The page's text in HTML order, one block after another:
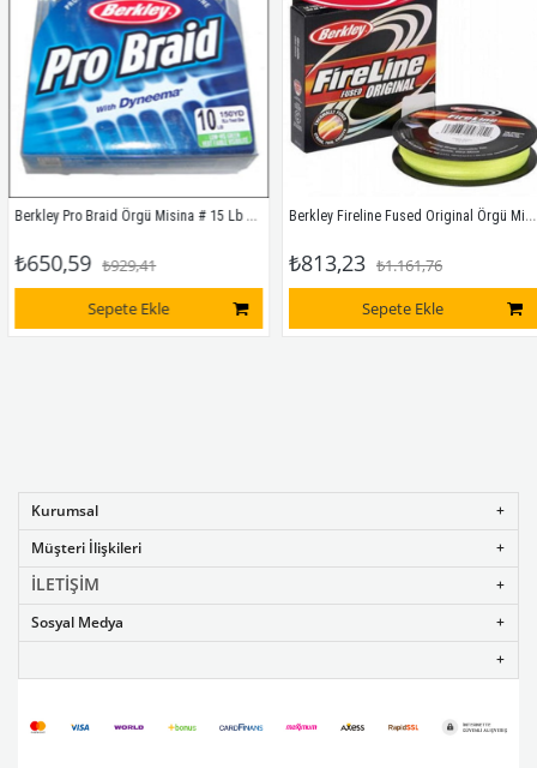
Berkley Pro Braid Örgü Misina # 15 Lb 135 M
₺650,59
₺929,41
Sepete Ekle
Berkley Fireline Fused Original Örgü Misina # 0,20 Mm  110Mt Sarı
₺813,23
₺1.161,76
Sepete Ekle
Kurumsal
Müşteri İlişkileri
İLETİŞİM
Sosyal Medya